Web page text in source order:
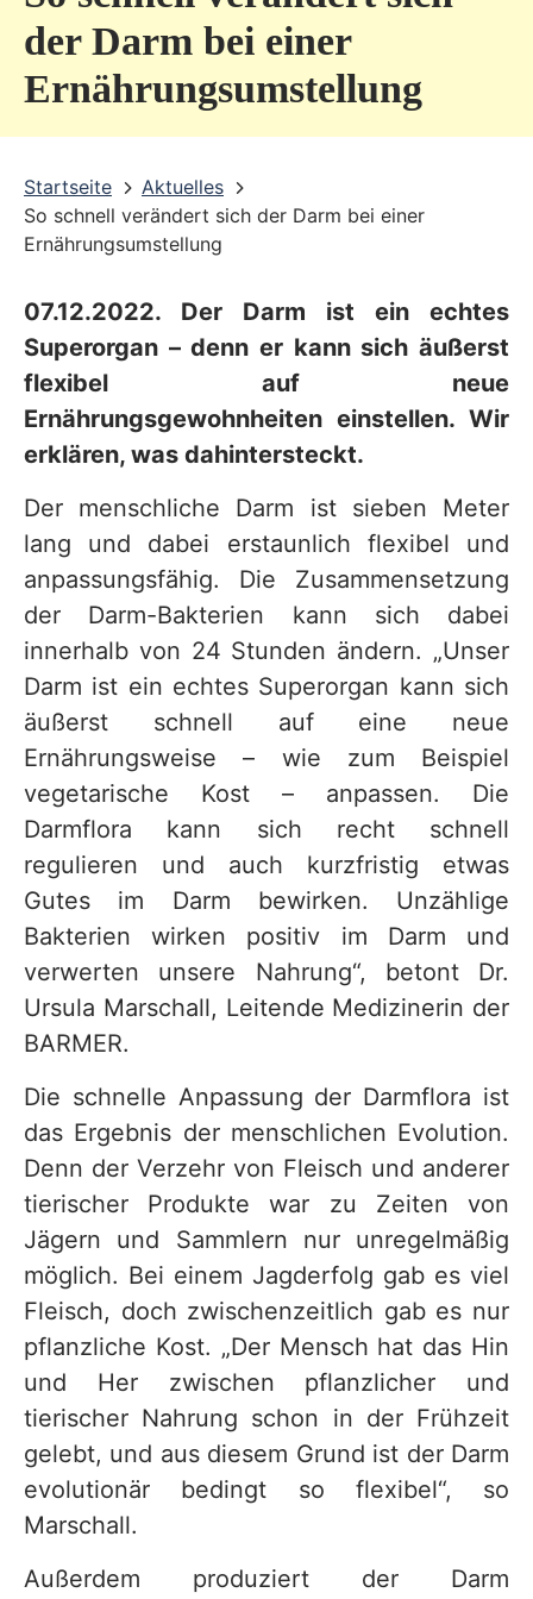
der Darm bei einer
Ernährungsumstellung
Startseite
Aktuelles
So schnell verändert sich der Darm bei einer
Ernährungsumstellung
07.12.2022. Der Darm ist ein echtes
Superorgan – denn er kann sich äußerst
flexibel auf neue
Ernährungsgewohnheiten einstellen. Wir
erklären, was dahintersteckt.
Der menschliche Darm ist sieben Meter
lang und dabei erstaunlich flexibel und
anpassungsfähig. Die Zusammensetzung
der Darm-Bakterien kann sich dabei
innerhalb von 24 Stunden ändern. „Unser
Darm ist ein echtes Superorgan kann sich
äußerst schnell auf eine neue
Ernährungsweise – wie zum Beispiel
vegetarische Kost – anpassen. Die
Darmflora kann sich recht schnell
regulieren und auch kurzfristig etwas
Gutes im Darm bewirken. Unzählige
Bakterien wirken positiv im Darm und
verwerten unsere Nahrung“, betont Dr.
Ursula Marschall, Leitende Medizinerin der
BARMER.
Die schnelle Anpassung der Darmflora ist
das Ergebnis der menschlichen Evolution.
Denn der Verzehr von Fleisch und anderer
tierischer Produkte war zu Zeiten von
Jägern und Sammlern nur unregelmäßig
möglich. Bei einem Jagderfolg gab es viel
Fleisch, doch zwischenzeitlich gab es nur
pflanzliche Kost. „Der Mensch hat das Hin
und Her zwischen pflanzlicher und
tierischer Nahrung schon in der Frühzeit
gelebt, und aus diesem Grund ist der Darm
evolutionär bedingt so flexibel“, so
Marschall.
Außerdem produziert der Darm